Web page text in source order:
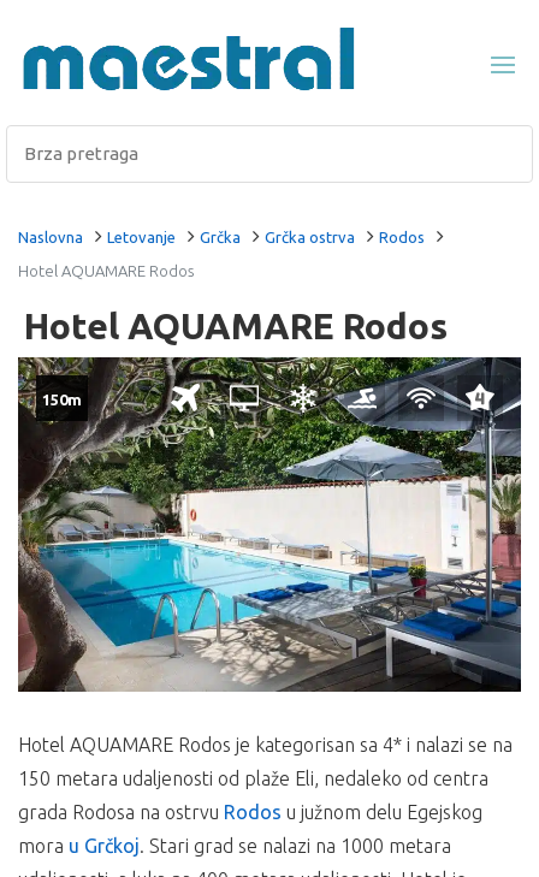
Naslovna Letovanje Grčka Grčka ostrva
Rodos
Hotel AQUAMARE Rodos
Hotel AQUAMARE Rodos
150m
Hotel AQUAMARE Rodos je kategorisan sa 4* i nalazi se na
150 metara udaljenosti od plaže Eli, nedaleko od centra
grada Rodosa na ostrvu Rodos u južnom delu Egejskog
mora u Grčkoj. Stari grad se nalazi na 1000 metara